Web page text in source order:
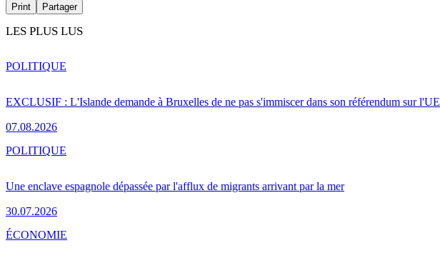
Print Partager
LES PLUS LUS
EXCLUSIF : L'Islande demande à Bruxelles de ne pas s'immiscer dans son référendum sur l'UE
07.08.2026
POLITIQUE
Une enclave espagnole dépassée par l'afflux de migrants arrivant par la mer
30.07.2026
POLITIQUE
ÉCONOMIE